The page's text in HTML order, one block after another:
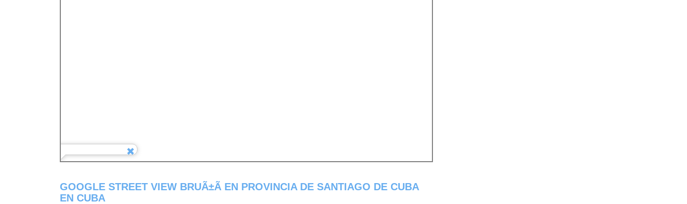
GOOGLE STREET VIEW BRUÃ±Ã­ EN PROVINCIA DE SANTIAGO DE CUBA
EN CUBA